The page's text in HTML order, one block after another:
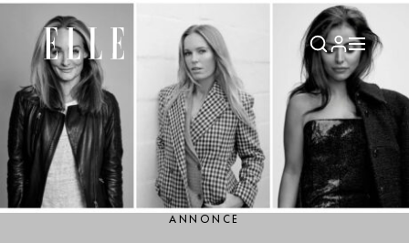
ANNONCE